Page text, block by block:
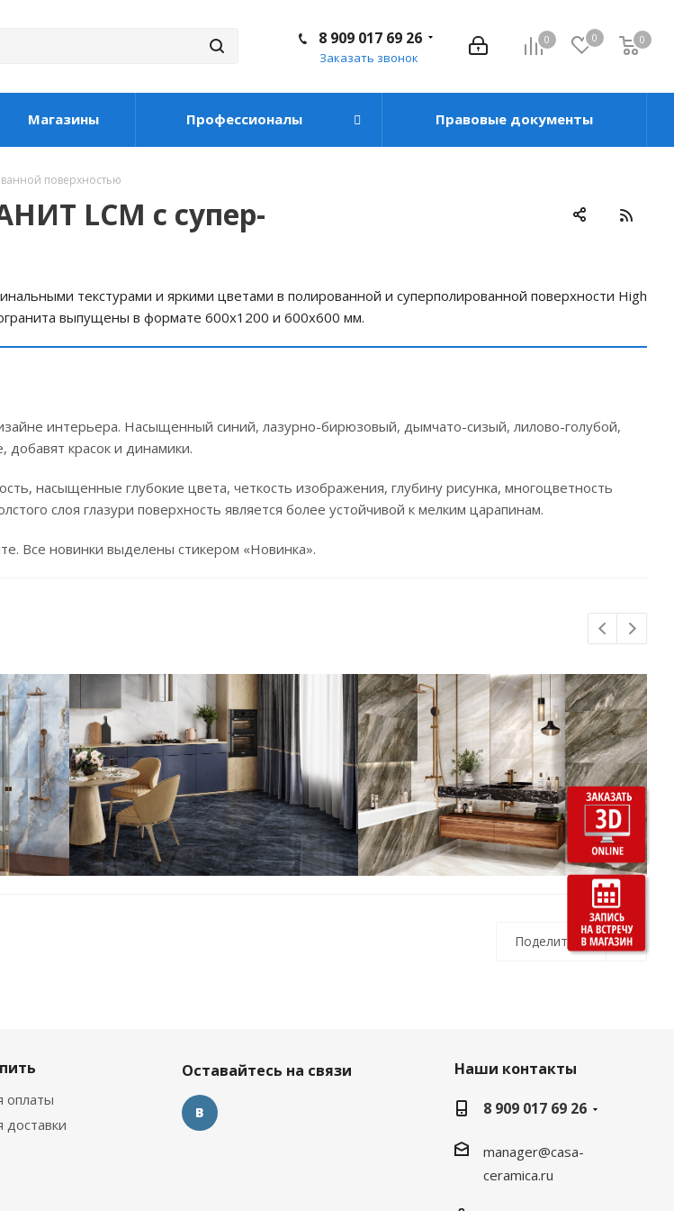
0 0 0
8 909 017 69 26
Заказать звонок
Магазины Профессионалы Правовые документы
поверхностью
LCM c супер-
текстурами и яркими цветами в полированной и суперполированной поверхности High
выпущены в формате 600х1200 и 600х600 мм.
интерьера. Насыщенный синий, лазурно-бирюзовый, дымчато-сизый, лилово-голубой,
красок и динамики.
насыщенные глубокие цвета, четкость изображения, глубину рисунка, многоцветность
слоя глазури поверхность является более устойчивой к мелким царапинам.
Все новинки выделены стикером «Новинка».
Поделиться
оплаты
доставки
Оставайтесь на связи
Наши контакты
8 909 017 69 26
manager@casa-
ceramica.ru